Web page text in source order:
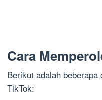
Cara
Berikut adalah
TikTok: